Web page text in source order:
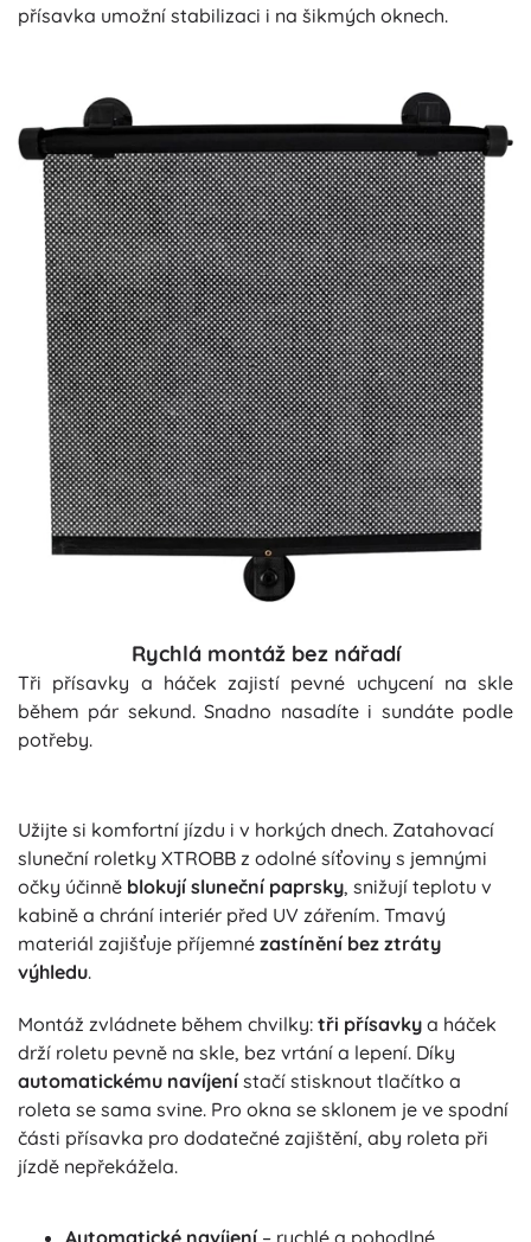
přísavka umožní stabilizaci i na šikmých oknech.
Rychlá montáž bez nářadí
Tři přísavky a háček zajistí pevné uchycení na skle
během pár sekund. Snadno nasadíte i sundáte podle
potřeby.
Užijte si komfortní jízdu i v horkých dnech. Zatahovací
sluneční roletky XTROBB z odolné síťoviny s jemnými
očky účinně blokují sluneční paprsky, snižují teplotu v
kabině a chrání interiér před UV zářením. Tmavý
materiál zajišťuje příjemné zastínění bez ztráty
výhledu.
Montáž zvládnete během chvilky: tři přísavky a háček
drží roletu pevně na skle, bez vrtání a lepení. Díky
automatickému navíjení stačí stisknout tlačítko a
roleta se sama svine. Pro okna se sklonem je ve spodní
části přísavka pro dodatečné zajištění, aby roleta při
jízdě nepřekážela.
Automatické navíjení – rychlé a pohodlné